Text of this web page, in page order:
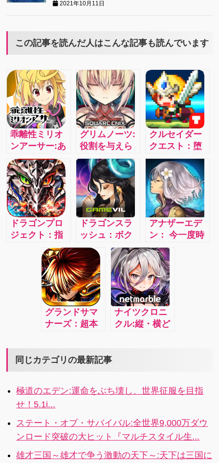
2021年10月11日
この記事を読んだ人はこんな記事も読んでいます
乖離性ミリオ
ンアーサー:あ
いつもこいつ
もみんなアー
サー！？100万
人のアーサー
達が奏でる、
たった一人の
王を目指す物
語ーーー 最大
4人協力プレイ
で楽しめるキ
ャラクターコ
マンドRPGが
グリムノーツ:
役割を与えら
れた主役と、
空っぽの脚本
をもった脇役
が紡ぐRPG
4.1i
クルセイダー
クエスト：堕
落した女神た
ちを救い出す
主人公は君！
壮大なストー
リーでゲーム
をもっと楽し
もう！
ドラゴンプロ
ジェクト：指
一本で本格ア
クション！＆
オンライン共
闘バトル！ス
マホゲームの
歴史に、コロ
プラが新たな
１ページを刻
ドラゴンスラ
ッシュ：ボク
とキミだけの
新たな物語が
遂に幕を開け
るストーリー
テリング
RPG「ドラゴ
ンスラッシ
ュ」！4
アナザーエデ
ン： 今一度時
空を超えて冒
険の旅に出よ
う！4.1i
グランドサマ
ナーズ：超本
ドサマナー
召喚し冒険へ
出発しよう！
4.4
ナイツクロニ
クル:縦・横ど
な画面でプレ
派手な演出を
好きな画面で
体験しよう！
同じカテゴリの最新記事
極道のエデン:運命をぶち壊し、世界征服を目指
せ！5.1i...
ステート・オブ・サバイバル:全世界9,000万ダウ
ンロード突破の大ヒット『マルチスタイル生...
雄才三国～雄才で争う激動の天下～:天下は三国に